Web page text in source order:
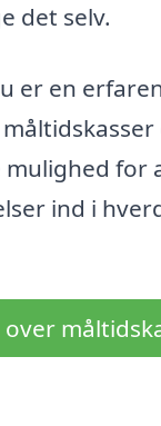
det selv.
er en
for
ind i
over